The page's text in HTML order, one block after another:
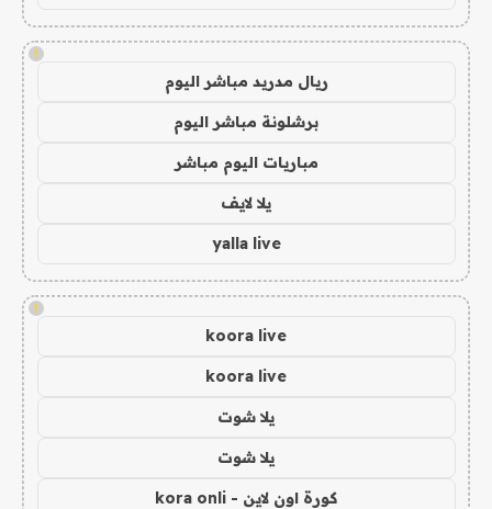
!
ريال مدريد مباشر اليوم
برشلونة مباشر اليوم
مباريات اليوم مباشر
يلا لايف
yalla live
!
koora live
koora live
يلا شوت
يلا شوت
كورة اون لاين - kora onli